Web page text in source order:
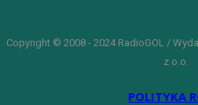
Copyright © 2008 - 2024 RadioGOL /
z o.o.
POLITYKA